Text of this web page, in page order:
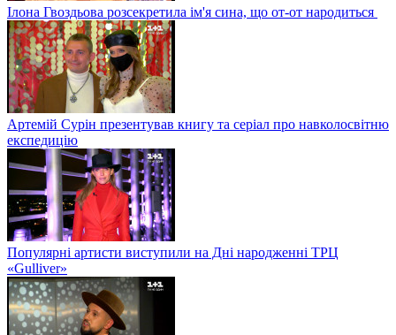
Ілона Гвоздьова розсекретила ім'я сина, що от-от народиться
Артемій Сурін презентував книгу та серіал про навколосвітню
експедицію
Популярні артисти виступили на Дні народженні ТРЦ
«Gulliver»